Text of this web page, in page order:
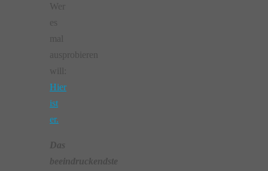
Wer
es
mal
ausprobieren
will:
Hier
ist
er.
Das
beeindruckendste